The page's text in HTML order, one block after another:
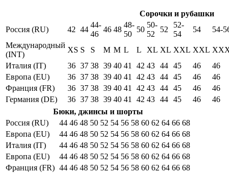
Сорочки и рубашки
Россия (RU)
42 44
44-
46
46 48
48-
50
50
50-
52
52
52-
54
54
54-
Международный
(INT)
XS S S M M L L XL XL XXL XXL
Италия (IT)
36 37 38 39 40 41 42 43 44 45 46
46
Европа (EU)
36 37 38 39 40 41 42 43 44 45 46
46
Франция (FR)
36 37 38 39 40 41 42 43 44 45 46
46
Германия (DE)
36 37 38 39 40 41 42 43 44 45 46
46
Бюки, джинсы и шорты
Россия (RU)
44 46 48 50 52 54 56 58 60 62 64 66 68
Европа (EU)
44 46 48 50 52 54 56 58 60 62 64 66 68
Италия (IT)
44 46 48 50 52 54 56 58 60 62 64 66 68
Европа (EU)
44 46 48 50 52 54 56 58 60 62 64 66 68
Франция (FR) 44 46 48 50 52 54 56 58 60 62 64 66 68